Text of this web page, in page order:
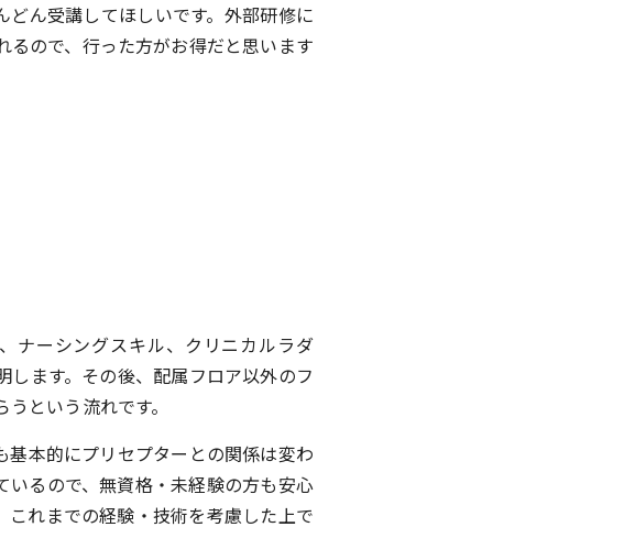
ん受講してほしいです。外部研修に
ので、行った方がお得だと思います
ナーシングスキル、クリニカルラダ
ます。その後、配属フロア以外のフ
という流れです。
本的にプリセプターとの関係は変わ
いるので、無資格・未経験の方も安心
れまでの経験・技術を考慮した上で